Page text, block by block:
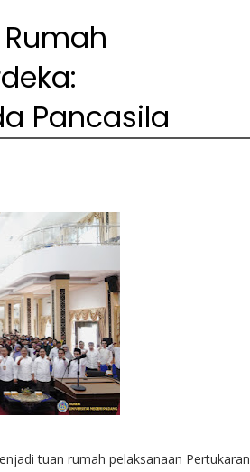
Pancasila
tuan rumah pelaksanaan Pertukaran